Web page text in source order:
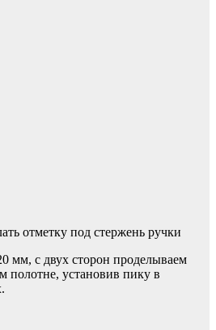
отметку под стержень ручки
мм, с двух сторон проделываем
полотне, установив пику в